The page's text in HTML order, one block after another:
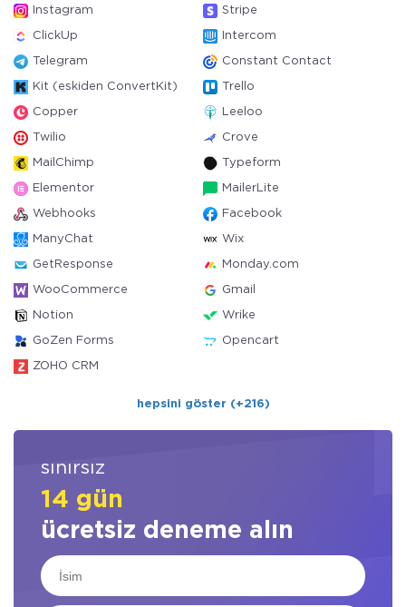
Instagram Stripe
ClickUp Intercom
Telegram Constant Contact
Kit (eskiden ConvertKit) Trello
Copper Leeloo
Twilio Crove
MailChimp Typeform
Elementor MailerLite
Webhooks Facebook
ManyChat Wix
GetResponse Monday.com
WooCommerce Gmail
Notion Wrike
GoZen Forms Opencart
ZOHO CRM
hepsini göster (+216)
sınırsız
14 gün
ücretsiz deneme alın